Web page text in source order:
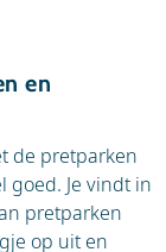
en
de pretparken
Je vindt in
pretparken
op uit en